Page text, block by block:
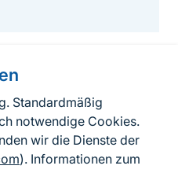
Standardmäßig
notwendige Cookies.
wir die Dienste der
). Informationen zum
BfN